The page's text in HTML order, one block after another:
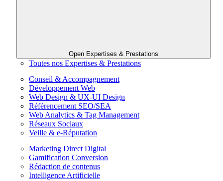
Open Expertises & Prestations
Toutes nos Expertises & Prestations
Conseil & Accompagnement
Développement Web
Web Design & UX-UI Design
Référencement SEO/SEA
Web Analytics & Tag Management
Réseaux Sociaux
Veille & e-Réputation
Marketing Direct Digital
Gamification Conversion
Rédaction de contenus
Intelligence Artificielle